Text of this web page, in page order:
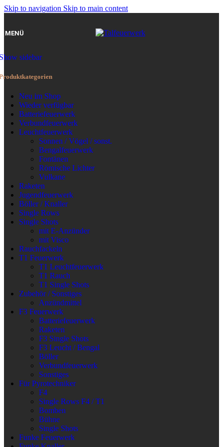
Skip to navigation Skip to main content
MENÜ
sidebar
Neu im Shop
Wieder verfügbar
Batteriefeuerwerk
Verbundfeuerwerk
Leuchtfeuerwerk
Sonnen / Vögel / sonst.
Bengalfeuerwerk
Fontänen
Römische Lichter
Vulkane
Raketen
Jugendfeuerwerk
Böller / Knaller
Single Rows
Single Shots
mit E-Anzünder
mit Visco
Rauchfackeln
T1 Feuerwerk
T1 Leuchtfeuerwerk
T1 Rauch
T1 Single Shots
Zubehör / Sonstiges
Anzündmittel
F3 Feuerwerk
Batteriefeuerwerk
Raketen
F3 Single Shots
F3 Leucht / Bengal
Böller
Verbundfeuerwerk
Sonstiges
Für Pyrotechniker
F4
Single Rows F4 / T1
Bomben
Bühne
Single Shots
Funke Feuerwerk